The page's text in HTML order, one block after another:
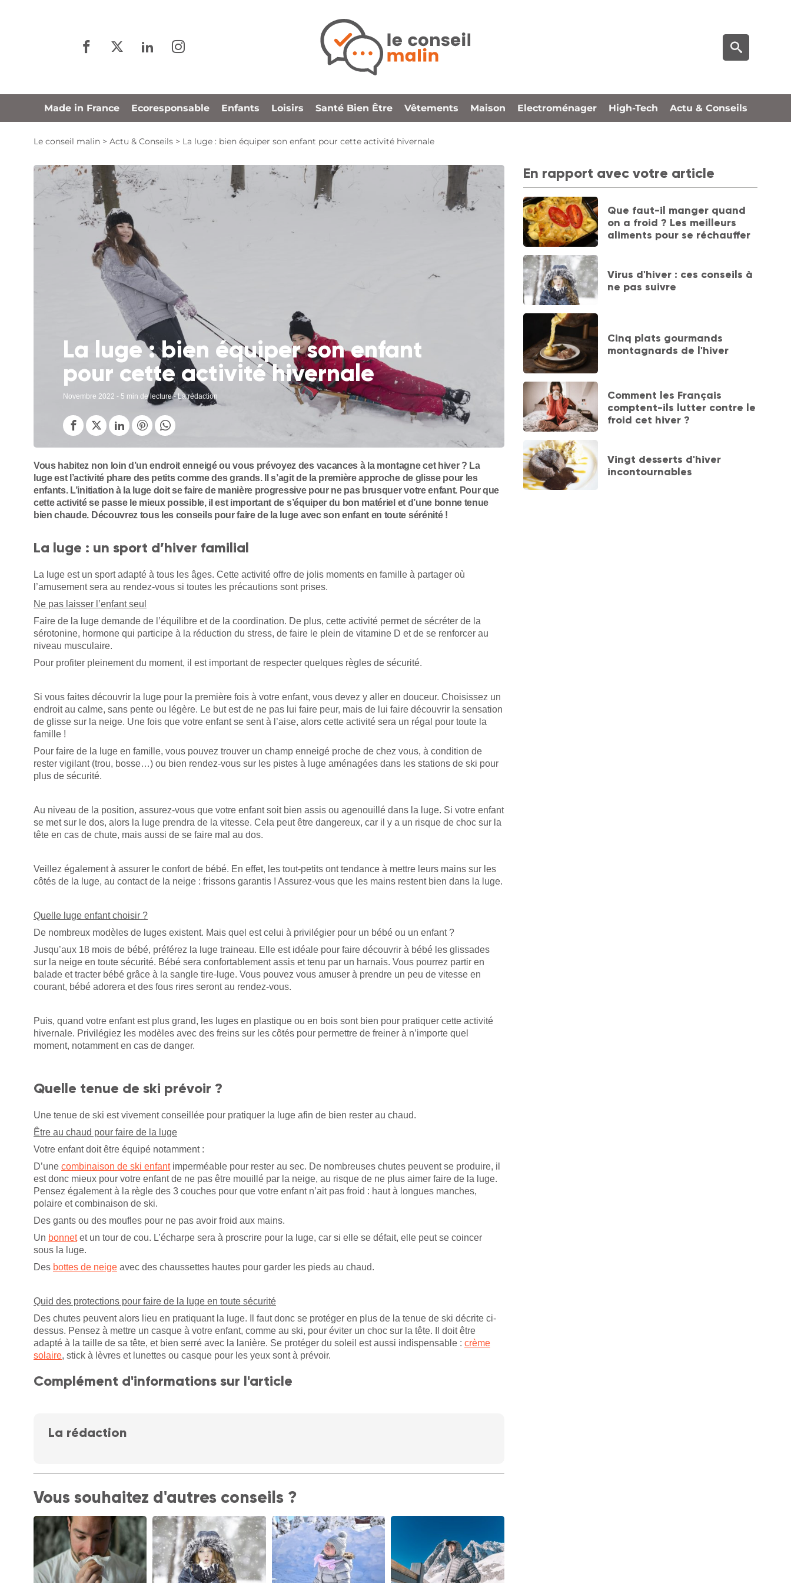
Made in France Ecoresponsable Enfants Loisirs Santé Bien Être Vêtements Maison Electroménager High-Tech Actu & Conseils
Le conseil malin > Actu & Conseils > La luge : bien équiper son enfant pour cette activité hivernale
La luge : bien équiper son enfant
pour cette activité hivernale
Novembre 2022 - 5 min de lecture - La rédaction
Vous habitez non loin d’un endroit enneigé ou vous prévoyez des vacances à la montagne cet hiver ? La
luge est l’activité phare des petits comme des grands. Il s’agit de la première approche de glisse pour les
enfants. L’initiation à la luge doit se faire de manière progressive pour ne pas brusquer votre enfant. Pour que
cette activité se passe le mieux possible, il est important de s’équiper du bon matériel et d’une bonne tenue
bien chaude. Découvrez tous les conseils pour faire de la luge avec son enfant en toute sérénité !
La luge : un sport d’hiver familial
La luge est un sport adapté à tous les âges. Cette activité offre de jolis moments en famille à partager où
l’amusement sera au rendez-vous si toutes les précautions sont prises.
Ne pas laisser l’enfant seul
Faire de la luge demande de l’équilibre et de la coordination. De plus, cette activité permet de sécréter de la
sérotonine, hormone qui participe à la réduction du stress, de faire le plein de vitamine D et de se renforcer au
niveau musculaire.
Pour profiter pleinement du moment, il est important de respecter quelques règles de sécurité.
Si vous faites découvrir la luge pour la première fois à votre enfant, vous devez y aller en douceur. Choisissez un
endroit au calme, sans pente ou légère. Le but est de ne pas lui faire peur, mais de lui faire découvrir la sensation
de glisse sur la neige. Une fois que votre enfant se sent à l’aise, alors cette activité sera un régal pour toute la
famille !
Pour faire de la luge en famille, vous pouvez trouver un champ enneigé proche de chez vous, à condition de
rester vigilant (trou, bosse…) ou bien rendez-vous sur les pistes à luge aménagées dans les stations de ski pour
plus de sécurité.
Au niveau de la position, assurez-vous que votre enfant soit bien assis ou agenouillé dans la luge. Si votre enfant
se met sur le dos, alors la luge prendra de la vitesse. Cela peut être dangereux, car il y a un risque de choc sur la
tête en cas de chute, mais aussi de se faire mal au dos.
Veillez également à assurer le confort de bébé. En effet, les tout-petits ont tendance à mettre leurs mains sur les
côtés de la luge, au contact de la neige : frissons garantis ! Assurez-vous que les mains restent bien dans la luge.
Quelle luge enfant choisir ?
De nombreux modèles de luges existent. Mais quel est celui à privilégier pour un bébé ou un enfant ?
Jusqu’aux 18 mois de bébé, préférez la luge traineau. Elle est idéale pour faire découvrir à bébé les glissades
sur la neige en toute sécurité. Bébé sera confortablement assis et tenu par un harnais. Vous pourrez partir en
balade et tracter bébé grâce à la sangle tire-luge. Vous pouvez vous amuser à prendre un peu de vitesse en
courant, bébé adorera et des fous rires seront au rendez-vous.
Puis, quand votre enfant est plus grand, les luges en plastique ou en bois sont bien pour pratiquer cette activité
hivernale. Privilégiez les modèles avec des freins sur les côtés pour permettre de freiner à n’importe quel
moment, notamment en cas de danger.
Quelle tenue de ski prévoir ?
Une tenue de ski est vivement conseillée pour pratiquer la luge afin de bien rester au chaud.
Être au chaud pour faire de la luge
Votre enfant doit être équipé notamment :
D’une combinaison de ski enfantimperméable pour rester au sec. De nombreuses chutes peuvent se produire, il
est donc mieux pour votre enfant de ne pas être mouillé par la neige, au risque de ne plus aimer faire de la luge.
Pensez également à la règle des 3 couches pour que votre enfant n’ait pas froid : haut à longues manches,
polaire et combinaison de ski.
Des gants ou des moufles pour ne pas avoir froid aux mains.
Un bonnetet un tour de cou. L’écharpe sera à proscrire pour la luge, car si elle se défait, elle peut se coincer
sous la luge.
Des bottes de neige avec des chaussettes hautes pour garder les pieds au chaud.
Quid des protections pour faire de la luge en toute sécurité
Des chutes peuvent alors lieu en pratiquant la luge. Il faut donc se protéger en plus de la tenue de ski décrite ci-
dessus. Pensez à mettre un casque à votre enfant, comme au ski, pour éviter un choc sur la tête. Il doit être
adapté à la taille de sa tête, et bien serré avec la lanière. Se protéger du soleil est aussi indispensable : crème
solaire, stick à lèvres et lunettes ou casque pour les yeux sont à prévoir.
Complément d'informations sur l'article
La rédaction
Vous souhaitez d'autres conseils ?
En rapport avec votre article
Que faut-il manger quand
on a froid ? Les meilleurs
aliments pour se réchauffer
Virus d'hiver : ces conseils à
ne pas suivre
Cinq plats gourmands
montagnards de l'hiver
Comment les Français
comptent-ils lutter contre le
froid cet hiver ?
Vingt desserts d'hiver
incontournables